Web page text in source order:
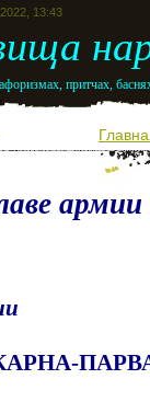
13:43
притчах,
армии